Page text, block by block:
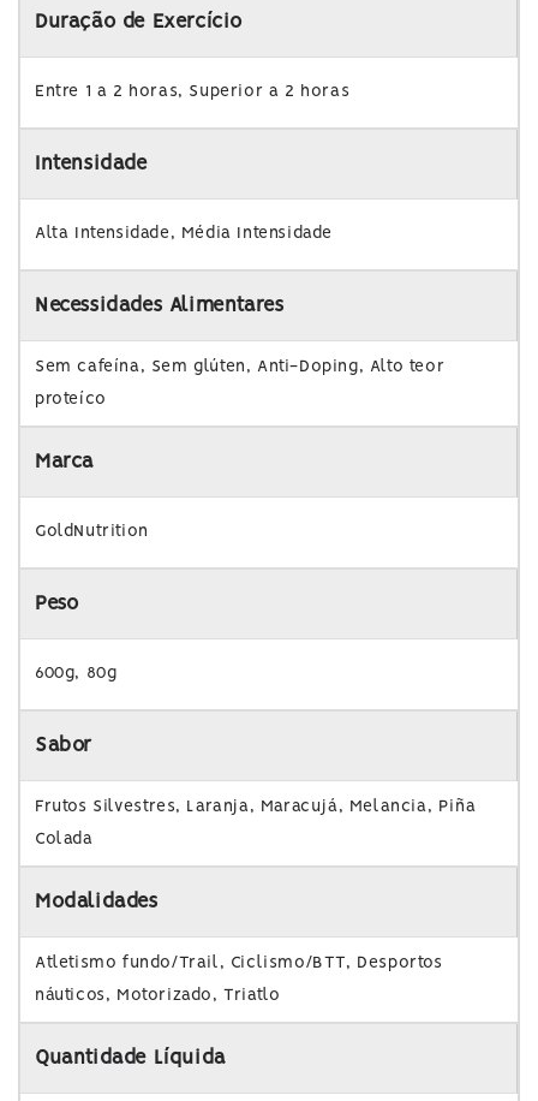
Duração de Exercício
Entre 1 a 2 horas, Superior a 2 horas
Intensidade
Alta Intensidade, Média Intensidade
Necessidades Alimentares
Sem cafeína, Sem glúten, Anti-Doping, Alto teor
proteíco
Marca
GoldNutrition
Peso
600g, 80g
Sabor
Frutos Silvestres, Laranja, Maracujá, Melancia, Piña
Colada
Modalidades
Atletismo fundo/Trail, Ciclismo/BTT, Desportos
náuticos, Motorizado, Triatlo
Quantidade Líquida